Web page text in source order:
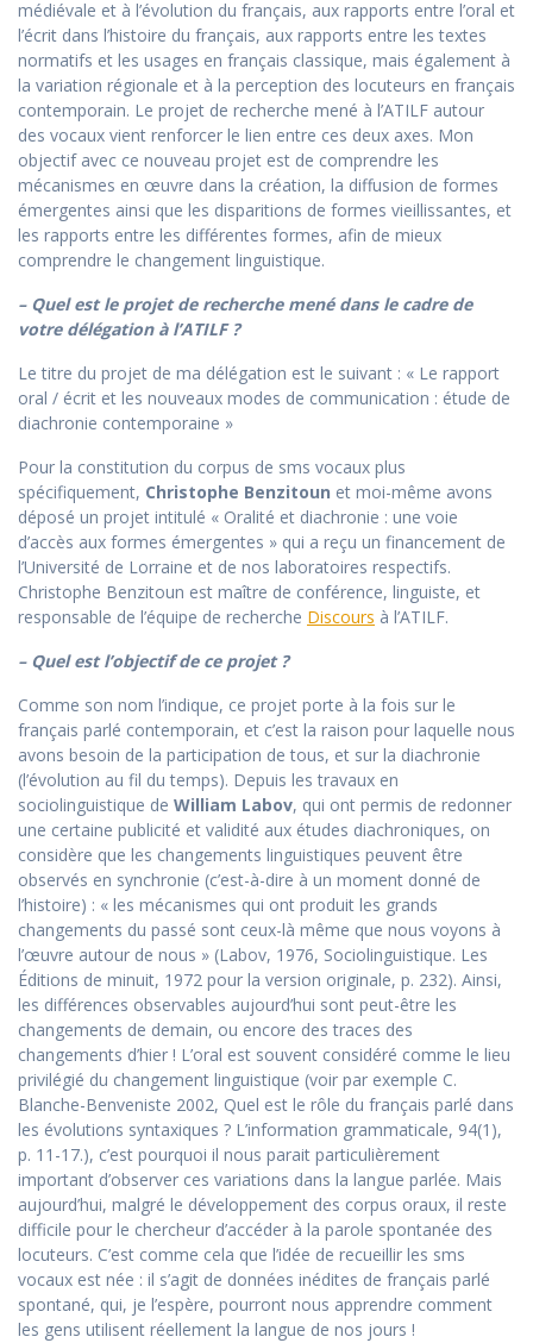
médiévale et à l’évolution du français, aux rapports entre l’oral et
l’écrit dans l’histoire du français, aux rapports entre les textes
normatifs et les usages en français classique, mais également à
la variation régionale et à la perception des locuteurs en français
contemporain. Le projet de recherche mené à l’ATILF autour
des vocaux vient renforcer le lien entre ces deux axes. Mon
objectif avec ce nouveau projet est de comprendre les
mécanismes en œuvre dans la création, la diffusion de formes
émergentes ainsi que les disparitions de formes vieillissantes, et
les rapports entre les différentes formes, afin de mieux
comprendre le changement linguistique.
– Quel est le projet de recherche mené dans le cadre de
votre délégation à l’ATILF ?
Le titre du projet de ma délégation est le suivant : « Le rapport
oral / écrit et les nouveaux modes de communication : étude de
diachronie contemporaine »
Pour la constitution du corpus de sms vocaux plus
spécifiquement, Christophe Benzitoun et moi-même avons
déposé un projet intitulé « Oralité et diachronie : une voie
d’accès aux formes émergentes » qui a reçu un financement de
l’Université de Lorraine et de nos laboratoires respectifs.
Christophe Benzitoun est maître de conférence, linguiste, et
responsable de l’équipe de recherche Discours à l’ATILF.
– Quel est l’objectif de ce projet ?
Comme son nom l’indique, ce projet porte à la fois sur le
français parlé contemporain, et c’est la raison pour laquelle nous
avons besoin de la participation de tous, et sur la diachronie
(l’évolution au fil du temps). Depuis les travaux en
sociolinguistique de William Labov, qui ont permis de redonner
une certaine publicité et validité aux études diachroniques, on
considère que les changements linguistiques peuvent être
observés en synchronie (c’est-à-dire à un moment donné de
l’histoire) : « les mécanismes qui ont produit les grands
changements du passé sont ceux-là même que nous voyons à
l’œuvre autour de nous » (Labov, 1976, Sociolinguistique. Les
Éditions de minuit, 1972 pour la version originale, p. 232). Ainsi,
les différences observables aujourd’hui sont peut-être les
changements de demain, ou encore des traces des
changements d’hier ! L’oral est souvent considéré comme le lieu
privilégié du changement linguistique (voir par exemple C.
Blanche-Benveniste 2002, Quel est le rôle du français parlé dans
les évolutions syntaxiques ? L’information grammaticale, 94(1),
p. 11-17.), c’est pourquoi il nous parait particulièrement
important d’observer ces variations dans la langue parlée. Mais
aujourd’hui, malgré le développement des corpus oraux, il reste
difficile pour le chercheur d’accéder à la parole spontanée des
locuteurs. C’est comme cela que l’idée de recueillir les sms
vocaux est née : il s’agit de données inédites de français parlé
spontané, qui, je l’espère, pourront nous apprendre comment
les gens utilisent réellement la langue de nos jours !